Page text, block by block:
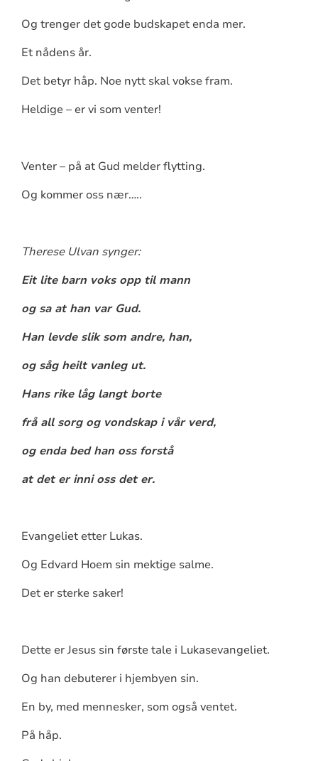
Og trenger det gode budskapet enda mer.
Et nådens år.
Det betyr håp. Noe nytt skal vokse fram.
Heldige – er vi som venter!
Venter – på at Gud melder flytting.
Og kommer oss nær…..
Therese Ulvan synger:
Eit lite barn voks opp til mann
og sa at han var Gud.
Han levde slik som andre, han,
og såg heilt vanleg ut.
Hans rike låg langt borte
frå all sorg og vondskap i vår verd,
og enda bed han oss forstå
at det er inni oss det er.
Evangeliet etter Lukas.
Og Edvard Hoem sin mektige salme.
Det er sterke saker!
Dette er Jesus sin første tale i Lukasevangeliet.
Og han debuterer i hjembyen sin.
En by, med mennesker, som også ventet.
På håp.